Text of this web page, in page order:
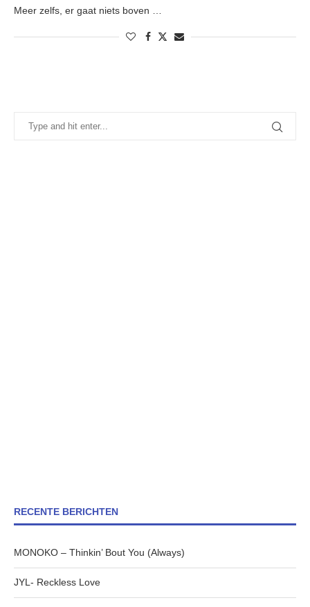
Meer zelfs, er gaat niets boven …
RECENTE BERICHTEN
MONOKO – Thinkin’ Bout You (Always)
JYL- Reckless Love